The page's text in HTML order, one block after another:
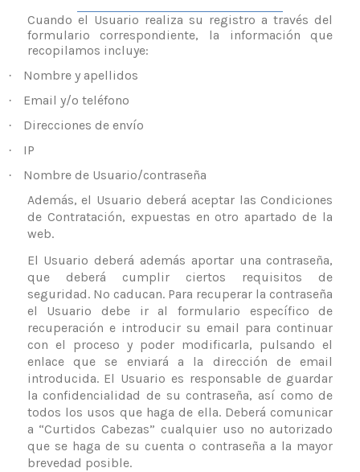
Cuando el Usuario realiza su registro a través del
formulario correspondiente, la información que
recopilamos incluye:
· Nombre y apellidos
· Email y/o teléfono
· Direcciones de envío
· IP
·
Nombre de Usuario/contraseña
Además, el Usuario deberá aceptar las Condiciones
de Contratación, expuestas en otro apartado de la
web.
El Usuario deberá además aportar una contraseña,
que deberá cumplir ciertos requisitos de
seguridad. No caducan. Para recuperar la contraseña
el Usuario debe ir al formulario específico de
recuperación e introducir su email para continuar
con el proceso y poder modificarla, pulsando el
enlace que se enviará a la dirección de email
introducida. El Usuario es responsable de guardar
la confidencialidad de su contraseña, así como de
todos los usos que haga de ella. Deberá comunicar
a “Curtidos Cabezas” cualquier uso no autorizado
que se haga de su cuenta o contraseña a la mayor
brevedad posible.